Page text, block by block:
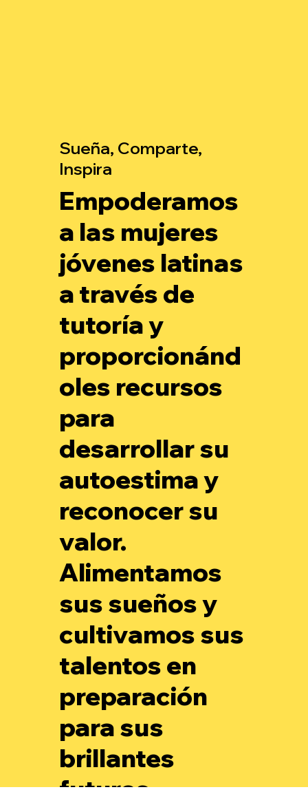
Sueña, Comparte,
Inspira
Empoderamos
a las mujeres
jóvenes latinas
a través de
tutoría y
proporcionánd
oles recursos
para
desarrollar su
autoestima y
reconocer su
valor.
Alimentamos
sus sueños y
cultivamos sus
talentos en
preparación
para sus
brillantes
futuros.